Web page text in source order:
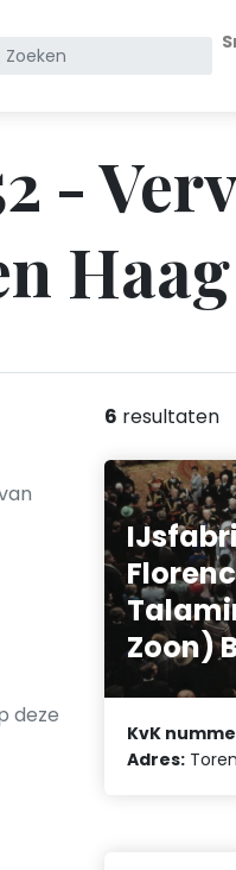
Zoek
KvK
nummer-
Haag
deze
6 resultaten
Zoon)
KvK
Adres: